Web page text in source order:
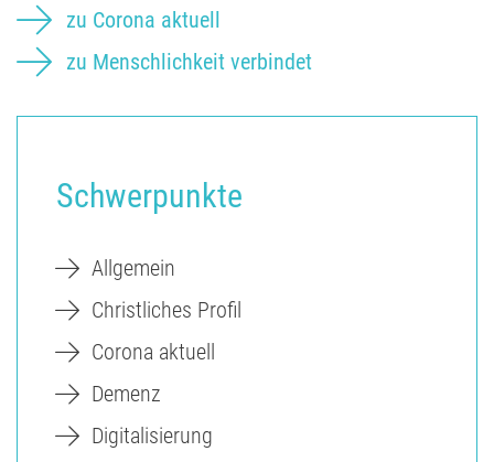
zu Corona aktuell
zu Menschlichkeit verbindet
Schwerpunkte
Allgemein
Christliches Profil
Corona aktuell
Demenz
Digitalisierung